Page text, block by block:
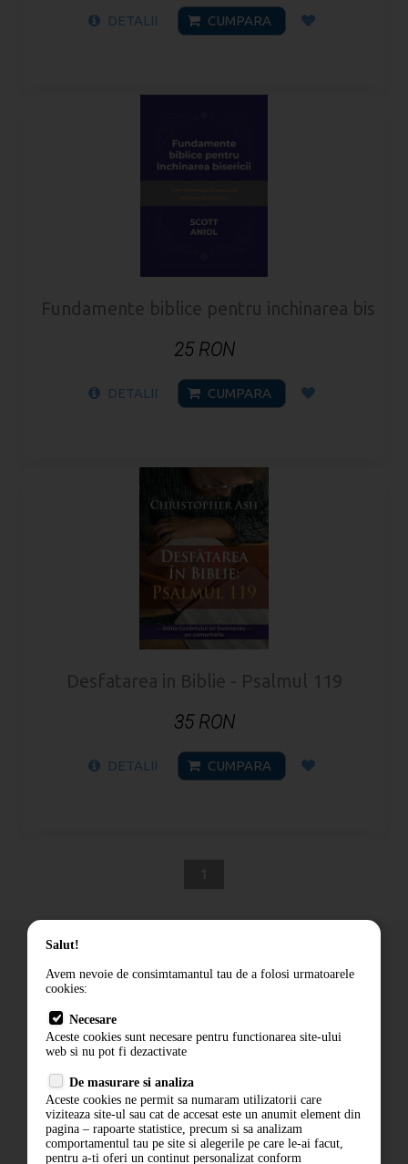
DETALII CUMPARA
Fundamente biblice pentru inchinarea
25 RON
DETALII CUMPARA
Desfatarea in Biblie - Psalmul 119
35 RON
DETALII CUMPARA
Cum comand
Livrare
Contact
Politica de confidentialitate
ANPC
Salut!
Avem nevoie de consimtamantul tau de a folosi urmatoarele
cookies:
Necesare
Aceste cookies sunt necesare pentru functionarea site-ului
web si nu pot fi dezactivate
De masurare si analiza
Aceste cookies ne permit sa numaram utilizatorii care
viziteaza site-ul sau cat de accesat este un anumit element din
pagina – rapoarte statistice, precum si sa analizam
comportamentul tau pe site si alegerile pe care le-ai facut,
pentru a-ti oferi un continut personalizat conform